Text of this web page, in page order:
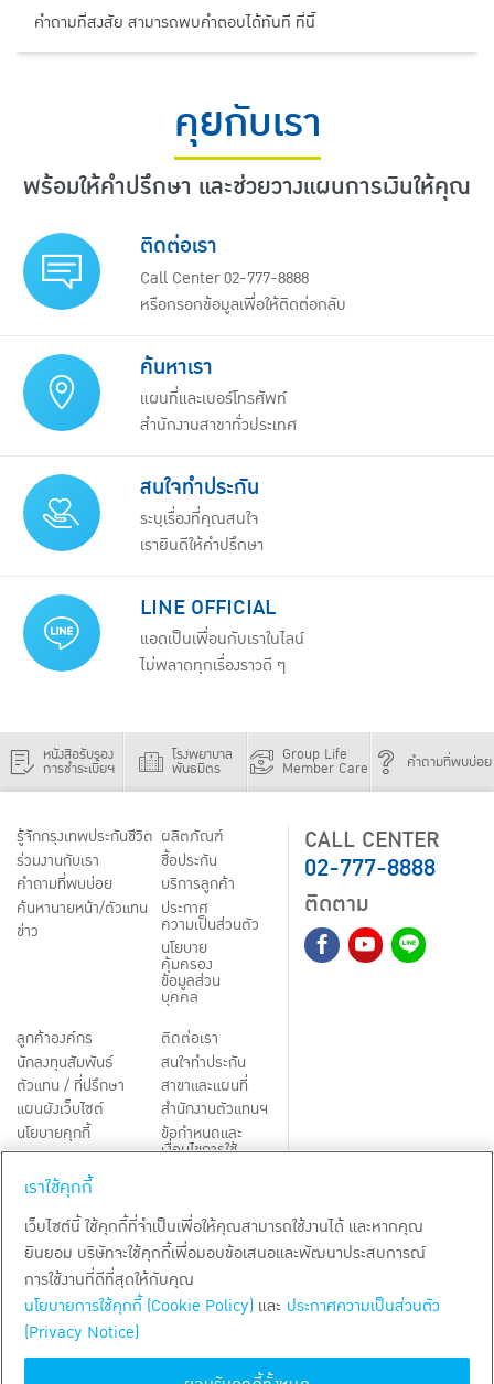
คำถามที่สงสัย สามารถพบคำตอบได้ทันที ที่นี้
คุยกับเรา
พร้อมให้คำปรึกษา และช่วยวางแผนการเงินให้คุณ
ติดต่อเรา
Call Center 02-777-8888
หรือกรอกข้อมูลเพื่อให้ติดต่อกลับ
ค้นหาเรา
แผนที่และเบอร์โทรศัพท์
สำนักงานสาขาทั่วประเทศ
สนใจทำประกัน
ระบุเรื่องที่คุณสนใจ
เรายินดีให้คำปรึกษา
LINE OFFICIAL
แอดเป็นเพื่อนกับเราในไลน์
ไม่พลาดทุกเรื่องราวดี ๆ
หนังสือรับรอง
การชำระเบี้ยฯ
โรงพยาบาล
พันธมิตร
Group Life
Member Care คำถามที่พบบ่อย
รู้จักกรุงเทพประกันชีวิต
ร่วมงานกับเรา
คำถามที่พบบ่อย
ค้นหานายหน้า/ตัวแทน
ข่าว
ผลิตภัณฑ์
ชื้อประกัน
บริการลูกค้า
ประกาศ
ความเป็นส่วนตัว
นโยบาย
คุ้มครอง
ข้อมูลส่วน
บุคคล
ลูกค้าองค์กร
นักลงทุนสัมพันธ์
ตัวแทน / ที่ปรึกษา
แผนผังเว็บไซต์
นโยบายคุกกี้
Third-Party Notices
ติดต่อเรา
สนใจทำประกัน
สาขาและแผนที่
สำนักงานตัวแทนฯ
ข้อกำหนดและ
เงื่อนไขการใช้
CALL CENTER
02-777-8888
ติดตาม
TH EN
สงวนลิขสิทธิ์ พ.ศ.2569
เราใช้คุกกี้
เว็บไซต์นี้ ใช้คุกกี้ที่จำเป็นเพื่อให้คุณสามารถใช้งานได้ และหากคุณ
ยินยอม บริษัทจะใช้คุกกี้เพื่อมอบข้อเสนอและพัฒนาประสบการณ์
การใช้งานที่ดีที่สุดให้กับคุณ
นโยบายการใช้คุกกี้ (Cookie Policy) และ ประกาศความเป็นส่วนตัว
(Privacy Notice)